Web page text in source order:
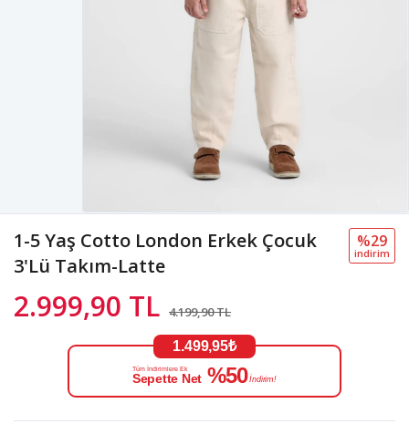
1-5 Yaş Cotto London Erkek Çocuk
3'Lü Takım-Latte
2.999,90 TL 4.199,90 TL
%29
i̇ndi̇ri̇m
1.499,95₺
Tüm İndirimlere Ek
Sepette Net %50 İndirim!